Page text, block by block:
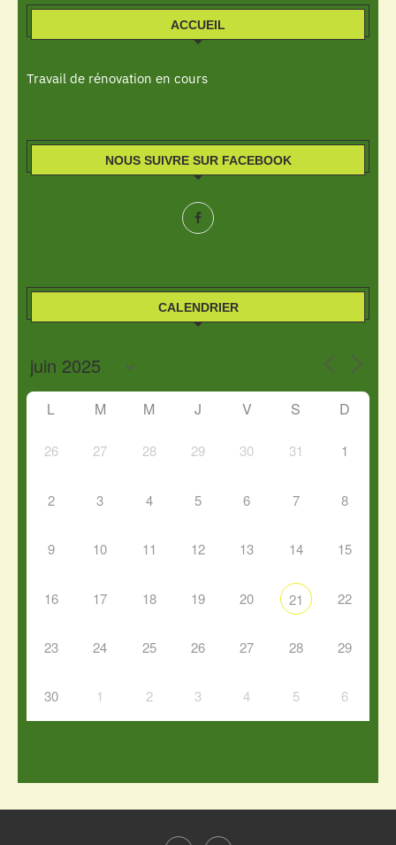
ACCUEIL
Travail de rénovation en cours
NOUS SUIVRE SUR FACEBOOK
CALENDRIER
L M M J V S D
26 27 28 29 30 31 1
2 3 4 5 6 7 8
9 10 11 12 13 14 15
16 17 18 19 20 21 22
23 24 25 26 27 28 29
30 1 2 3 4 5 6